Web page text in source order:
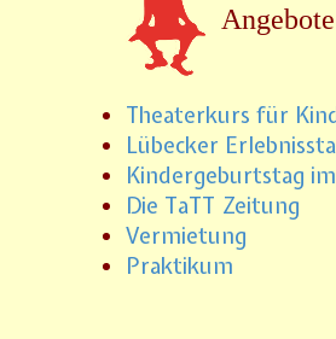
Theaterkurs für
Lübecker
Kindergeburtstag
Die TaTT Zeitung
Vermietung
Praktikum